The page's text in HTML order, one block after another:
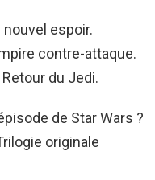
nouvel espoir.
contre-attaque.
Retour du Jedi.
de Star Wars ?
originale